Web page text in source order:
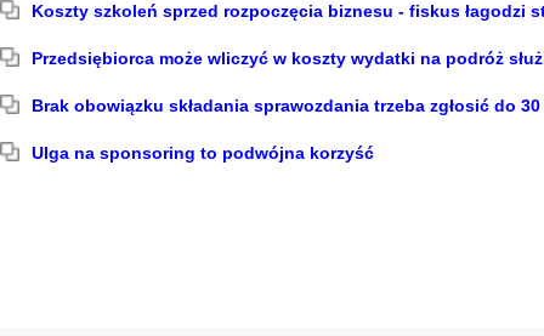
Koszty szkoleń sprzed rozpoczęcia biznesu - fiskus łagodzi
Przedsiębiorca może wliczyć w koszty wydatki na podróż
Brak obowiązku składania sprawozdania trzeba zgłosić do
Ulga na sponsoring to podwójna korzyść